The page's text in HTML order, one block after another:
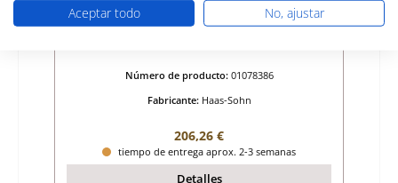
Haas-Sohn Kiruna 270.15 rejilla de ceniza
Número de producto: 01078386
Fabricante: Haas-Sohn
Precio normal:
206,26 €
tiempo de entrega aprox. 2-3 semanas
Detalles
Aceptar todo No, ajustar